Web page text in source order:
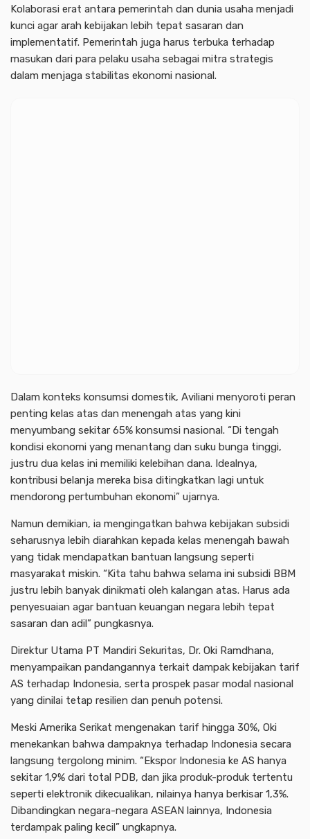
Kolaborasi erat antara pemerintah dan dunia usaha menjadi
kunci agar arah kebijakan lebih tepat sasaran dan
implementatif. Pemerintah juga harus terbuka terhadap
masukan dari para pelaku usaha sebagai mitra strategis
dalam menjaga stabilitas ekonomi nasional.
Dalam konteks konsumsi domestik, Aviliani menyoroti peran
penting kelas atas dan menengah atas yang kini
menyumbang sekitar 65% konsumsi nasional. “Di tengah
kondisi ekonomi yang menantang dan suku bunga tinggi,
justru dua kelas ini memiliki kelebihan dana. Idealnya,
kontribusi belanja mereka bisa ditingkatkan lagi untuk
mendorong pertumbuhan ekonomi” ujarnya.
Namun demikian, ia mengingatkan bahwa kebijakan subsidi
seharusnya lebih diarahkan kepada kelas menengah bawah
yang tidak mendapatkan bantuan langsung seperti
masyarakat miskin. “Kita tahu bahwa selama ini subsidi BBM
justru lebih banyak dinikmati oleh kalangan atas. Harus ada
penyesuaian agar bantuan keuangan negara lebih tepat
sasaran dan adil” pungkasnya.
Direktur Utama PT Mandiri Sekuritas, Dr. Oki Ramdhana,
menyampaikan pandangannya terkait dampak kebijakan tarif
AS terhadap Indonesia, serta prospek pasar modal nasional
yang dinilai tetap resilien dan penuh potensi.
Meski Amerika Serikat mengenakan tarif hingga 30%, Oki
menekankan bahwa dampaknya terhadap Indonesia secara
langsung tergolong minim. “Ekspor Indonesia ke AS hanya
sekitar 1,9% dari total PDB, dan jika produk-produk tertentu
seperti elektronik dikecualikan, nilainya hanya berkisar 1,3%.
Dibandingkan negara-negara ASEAN lainnya, Indonesia
terdampak paling kecil” ungkapnya.